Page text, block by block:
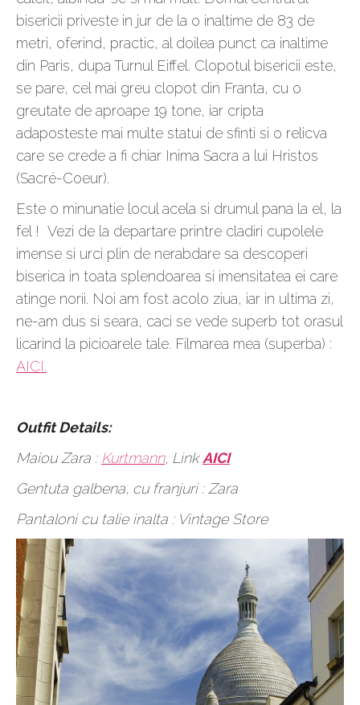
bisericii priveste in jur de la o inaltime de 83 de
metri, oferind, practic, al doilea punct ca inaltime
din Paris, dupa Turnul Eiffel. Clopotul bisericii este,
se pare, cel mai greu clopot din Franta, cu o
greutate de aproape 19 tone, iar cripta
adaposteste mai multe statui de sfinti si o relicva
care se crede a fi chiar Inima Sacra a lui Hristos
(Sacré-Coeur).
Este o minunatie locul acela si drumul pana la el, la
fel ! Vezi de la departare printre cladiri cupolele
imense si urci plin de nerabdare sa descoperi
biserica in toata splendoarea si imensitatea ei care
atinge norii. Noi am fost acolo ziua, iar in ultima zi,
ne-am dus si seara, caci se vede superb tot orasul
licarind la picioarele tale. Filmarea mea (superba) :
AICI.
Outfit Details:
Maiou Zara : Kurtmann, LinkAICI
Gentuta galbena, cu franjuri : Zara
Pantaloni cu talie inalta : Vintage Store